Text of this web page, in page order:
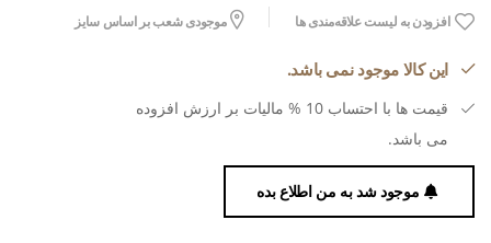
افزودن به لیست علاقه‌مندی ها موجودی شعب بر اساس سایز
این کالا موجود نمی باشد.
قیمت ها با احتساب 10 % مالیات بر ارزش افزوده
می باشد.
موجود شد به من اطلاع بده